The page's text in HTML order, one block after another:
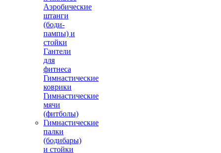
Аэробические
штанги
(боди-
пампы) и
стойки
Гантели
для
фитнеса
Гимнастические
коврики
Гимнастические
мячи
(фитболы)
Гимнастические
палки
(бодибары)
и стойки